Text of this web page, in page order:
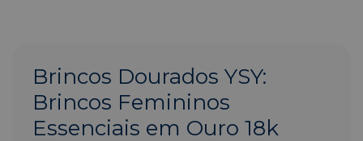
Brincos Dourados YSY:
Brincos Femininos
Essenciais em Ouro 18k